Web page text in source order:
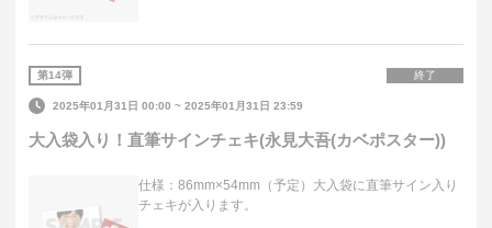
第14弾 終了
2025年01月31日 00:00 ~2025年01月31日 23:59
大入袋入り！直筆サインチェキ(永見大吾(カベポスター))
仕様：86mm×54mm（予定）大入袋に直筆サイン入り
チェキが入ります。